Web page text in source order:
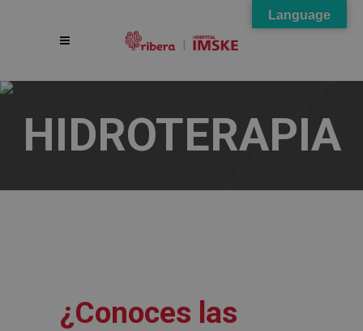
HIDROTERAPIA
¿Conoces las
Language